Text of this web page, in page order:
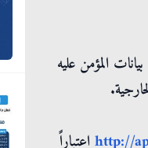
المؤمن عليه
http:// اعتباراً